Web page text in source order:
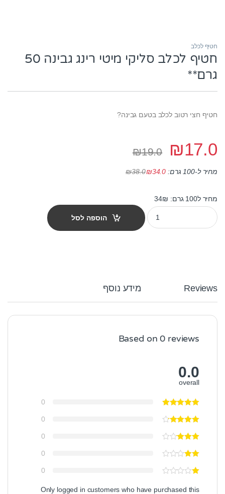
חטיף לכלב
חטיף לכלב סליקי מיטי רינג גבינה 50
גרם**
חטיף חצי רטוב לכלב בטעם גבינה?
₪17.0
₪19.0
מחיר ל-100 גרם: ₪38.0₪34.0
מחיר ל100 גרם: 34₪
חטיף לכלב סליקי מיטי רינג גבינה 50 גרם** quantity
הוספה לסל
Reviews מידע נוסף
Based on 0 reviews
0.0
overall
0
0
0
0
0
Only logged in customers who have purchased this